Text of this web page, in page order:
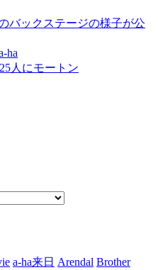
バックステージの様子が公
ha
人にモートン
a-ha来日 Arendal Brother